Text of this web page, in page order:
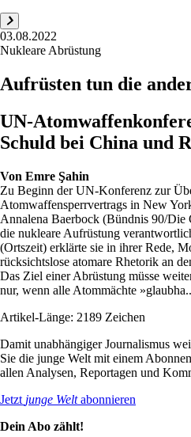
03.08.2022
Nukleare Abrüstung
Aufrüsten tun die
UN-
Schuld bei China und
Von Emre Şahin
Zu Beginn der UN-Konferenz zur
Atomwaffensperrvertrags in New
Annalena Baerbock (Bündnis 90/Die
die nukleare Aufrüstung
(Ortszeit) erklärte sie in ihrer Rede,
rücksichtslose atomare Rhetorik an
Das Ziel einer Abrüstung müsse
nur, wenn alle Atommächte
Artikel-Länge: 2189 Zeichen
Damit unabhängiger Journalismus
Sie die junge Welt mit einem
allen Analysen, Reportagen und
Jetzt junge Weltabonnieren
Dein Abo zählt!